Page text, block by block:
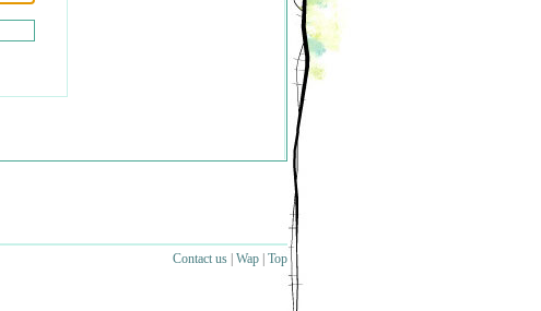
Contact us | Wap | Top